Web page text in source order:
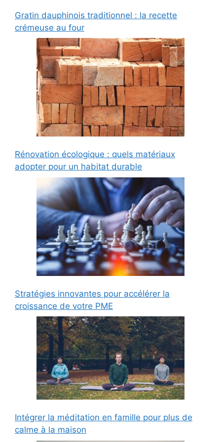
Gratin dauphinois traditionnel : la recette
crémeuse au four
Rénovation écologique : quels matériaux
adopter pour un habitat durable
Stratégies innovantes pour accélérer la
croissance de votre PME
Intégrer la méditation en famille pour plus de
calme à la maison